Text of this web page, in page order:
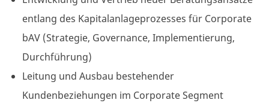
entlang des Kapitalanlageprozesses für Corporate
bAV (Strategie, Governance, Implementierung,
Durchführung)
Leitung und Ausbau bestehender
Kundenbeziehungen im Corporate Segment